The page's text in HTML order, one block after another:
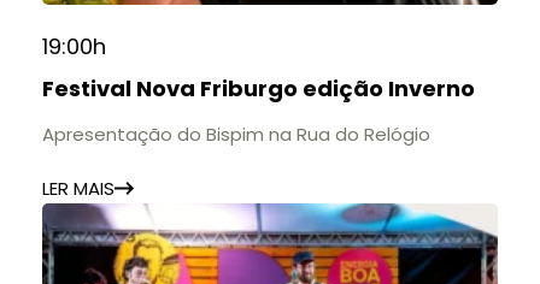
19:00h
Festival Nova Friburgo edição Inverno
Apresentação do Bispim na Rua do Relógio
LER MAIS